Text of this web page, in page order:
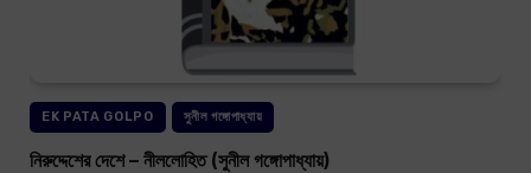
EK PATA GOLPO সুনীল গঙ্গোপাধ্যায়
নিরুদ্দেশের দেশে – নীললোহিত (সুনীল গঙ্গোপাধ্যায়)